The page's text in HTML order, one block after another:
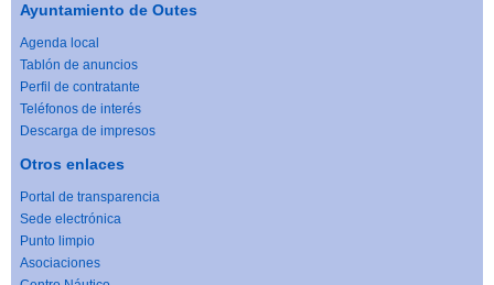
Ayuntamiento de Outes
Agenda local
Tablón de anuncios
Perfil de contratante
Teléfonos de interés
Descarga de impresos
Otros enlaces
Portal de transparencia
Sede electrónica
Punto limpio
Asociaciones